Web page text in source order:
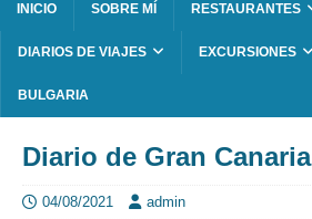
INICIO SOBRE MÍ RESTAURANTES
DIARIOS DE VIAJES EXCURSIONES
BULGARIA
Diario de Gran Canaria
04/08/2021 admin